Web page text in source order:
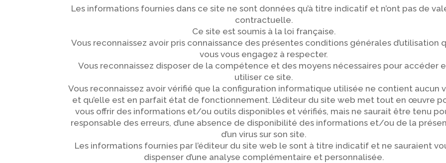
Les informations fournies dans ce site ne sont données qu’à titre indicatif et n’ont pas de
contractuelle.
Ce site est soumis à la loi française.
Vous reconnaissez avoir pris connaissance des présentes conditions générales d’utilisation
vous vous engagez à respecter.
Vous reconnaissez disposer de la compétence et des moyens nécessaires pour accéder
utiliser ce site.
Vous reconnaissez avoir vérifié que la configuration informatique utilisée ne contient aucun
et qu’elle est en parfait état de fonctionnement. L’éditeur du site web met tout en œuvre
vous offrir des informations et/ou outils disponibles et vérifiés, mais ne saurait être tenu
responsable des erreurs, d’une absence de disponibilité des informations et/ou de la
d’un virus sur son site.
Les informations fournies par l’éditeur du site web le sont à titre indicatif et ne sauraient
dispenser d’une analyse complémentaire et personnalisée.